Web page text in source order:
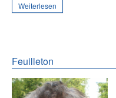
Weiterlesen
Feuilleton